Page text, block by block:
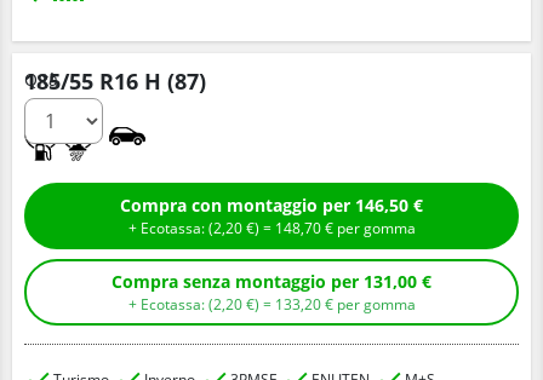
185/55 R16 H (87)
Q.tà
Compra con montaggio per 146,50 €
+ Ecotassa: (2,20€ ) = 148,70€ per gomma
Compra senza montaggio per 131,00 €
+ Ecotassa: (2,20€ ) = 133,20€ per gomma